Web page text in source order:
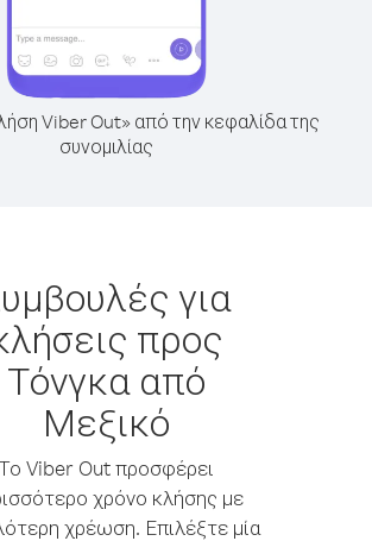
Viber Out» από την κεφαλίδα της
συνομιλίας
για
προς
Τόνγκα από
Μεξικό
Το Viber Out προσφέρει
χρόνο κλήσης με
χρέωση. Επιλέξτε μία